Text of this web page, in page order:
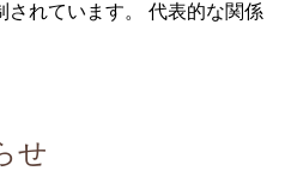
されています。 代表的な関係
せ